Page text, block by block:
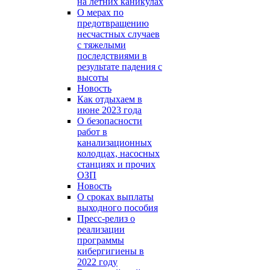
О мерах по
предотвращению
несчастных случаев
с тяжелыми
последствиями в
результате падения с
высоты
Новость
Как отдыхаем в
июне 2023 года
О безопасности
работ в
канализационных
колодцах, насосных
станциях и прочих
ОЗП
Новость
О сроках выплаты
выходного пособия
Пресс-релиз о
реализации
программы
кибергигиены в
2022 году